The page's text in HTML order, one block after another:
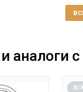
аналоги с
Б/